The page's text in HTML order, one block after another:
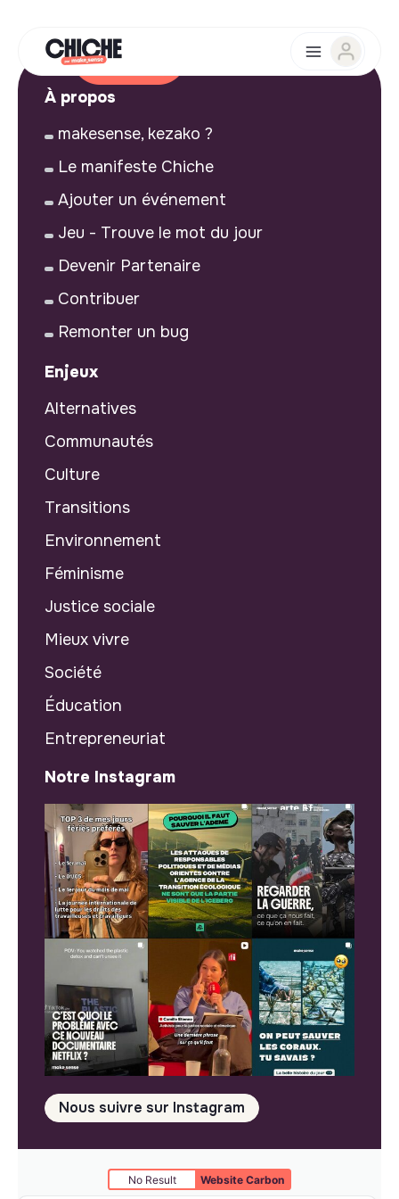
À propos
makesense, kezako ?
Le manifeste Chiche
Ajouter un événement
Jeu - Trouve le mot du jour
Devenir Partenaire
Contribuer
Remonter un bug
Enjeux
Alternatives
Communautés
Culture
Transitions
Environnement
Féminisme
Justice sociale
Mieux vivre
Société
Éducation
Entrepreneuriat
Notre Instagram
Nous suivre sur Instagram
No Result Website Carbon